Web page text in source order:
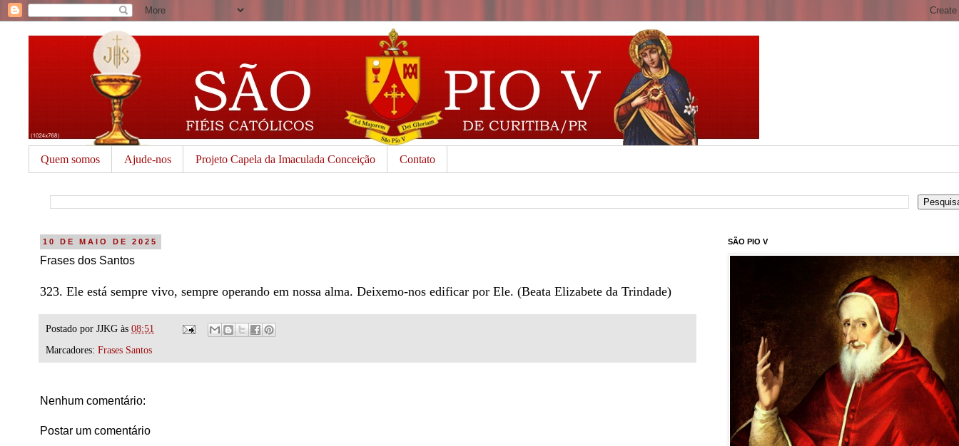
Quem somos Ajude-nos Projeto Capela da Imaculada Conceição Contato
10 DE MAIO DE 2025
Frases dos Santos
323. Ele está sempre vivo, sempre operando em nossa alma. Deixemo-nos edificar por Ele. (Beata Elizabete da Trindade)
Postado por JJKG às 08:51
Marcadores: Frases Santos
Nenhum comentário:
Postar um comentário
SÃO PIO V